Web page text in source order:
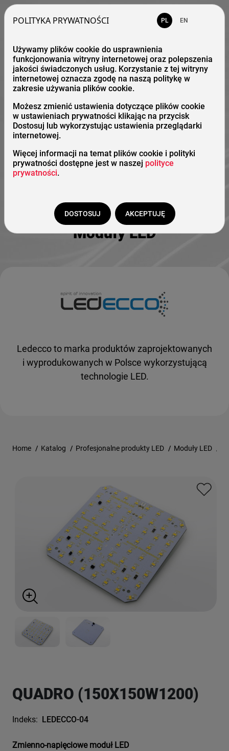
Moduły LED
Ledecco to marka produktów zaprojektowanych
i wyprodukowanych w Polsce wykorzystującą
technologie LED.
Home / Katalog / Profesjonalne produkty LED / Moduły LED /
QUADRO (150X150W1200)
Indeks: LEDECCO-04
Zmienno-napięciowe moduł LED
POLITYKA PRYWATNOŚCI PL EN
Używamy plików cookie do usprawnienia
funkcjonowania witryny internetowej oraz polepszenia
jakości świadczonych usług. Korzystanie z tej witryny
internetowej oznacza zgodę na naszą politykę w
zakresie używania plików cookie.
Możesz zmienić ustawienia dotyczące plików cookie
w ustawieniach prywatności klikając na przycisk
Dostosuj lub wykorzystując ustawienia przeglądarki
internetowej.
Więcej informacji na temat plików cookie i polityki
prywatności dostępne jest w naszej polityce
prywatności.
DOSTOSUJ AKCEPTUJĘ